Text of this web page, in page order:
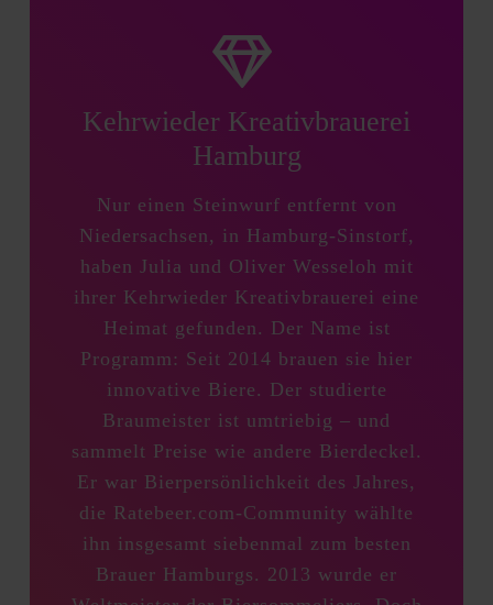
Kehrwieder Kreativbrauerei
Hamburg
Nur einen Steinwurf entfernt von
Niedersachsen, in Hamburg-Sinstorf,
haben Julia und Oliver Wesseloh mit
ihrer Kehrwieder Kreativbrauerei eine
Heimat gefunden. Der Name ist
Programm: Seit 2014 brauen sie hier
innovative Biere. Der studierte
Braumeister ist umtriebig – und
sammelt Preise wie andere Bierdeckel.
Er war Bierpersönlichkeit des Jahres,
die Ratebeer.com-Community wählte
ihn insgesamt siebenmal zum besten
Brauer Hamburgs. 2013 wurde er